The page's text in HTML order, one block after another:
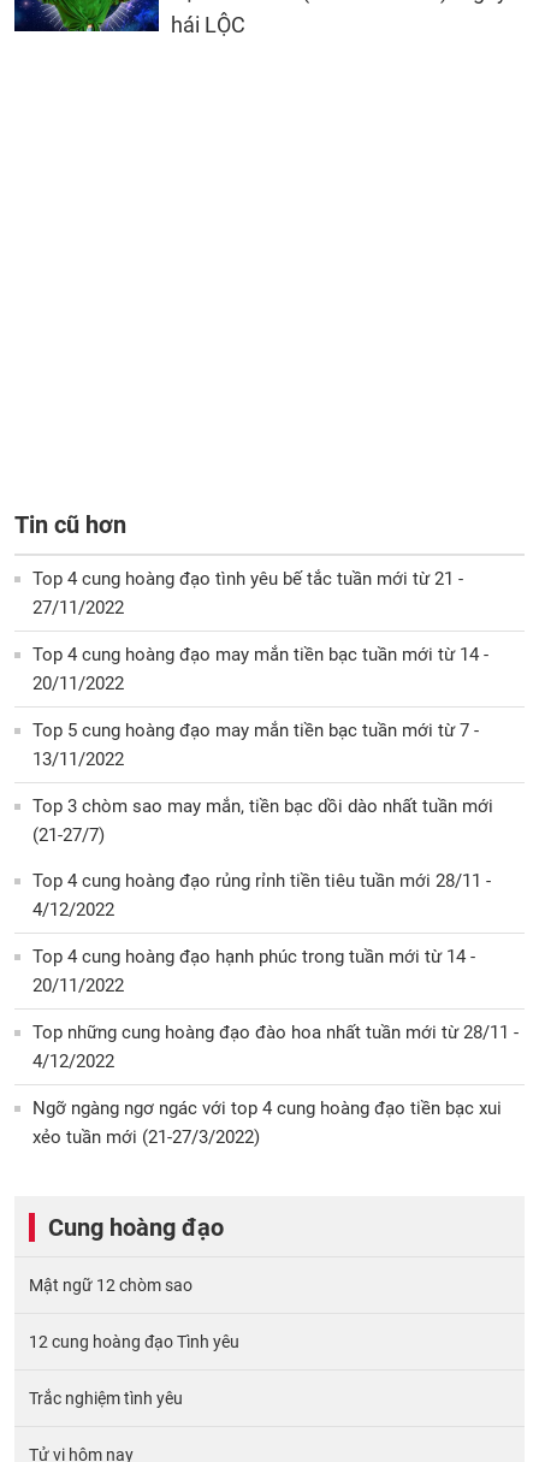
hái LỘC
Tin cũ hơn
Top 4 cung hoàng đạo tình yêu bế tắc tuần mới từ 21 -
27/11/2022
Top 4 cung hoàng đạo may mắn tiền bạc tuần mới từ 14 -
20/11/2022
Top 5 cung hoàng đạo may mắn tiền bạc tuần mới từ 7 -
13/11/2022
Top 3 chòm sao may mắn, tiền bạc dồi dào nhất tuần mới
(21-27/7)
Top 4 cung hoàng đạo rủng rỉnh tiền tiêu tuần mới 28/11 -
4/12/2022
Top 4 cung hoàng đạo hạnh phúc trong tuần mới từ 14 -
20/11/2022
Top những cung hoàng đạo đào hoa nhất tuần mới từ 28/11 -
4/12/2022
Ngỡ ngàng ngơ ngác với top 4 cung hoàng đạo tiền bạc xui
xẻo tuần mới (21-27/3/2022)
Cung hoàng đạo
Mật ngữ 12 chòm sao
12 cung hoàng đạo Tình yêu
Trắc nghiệm tình yêu
Tử vi hôm nay